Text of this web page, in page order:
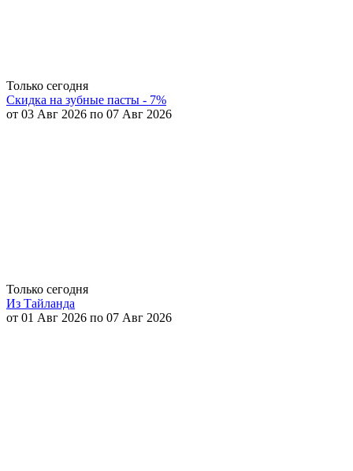
Только сегодня
Скидка на зубные пасты - 7%
от 03 Авг 2026 по 07 Авг 2026
Только сегодня
Из Тайланда
от 01 Авг 2026 по 07 Авг 2026